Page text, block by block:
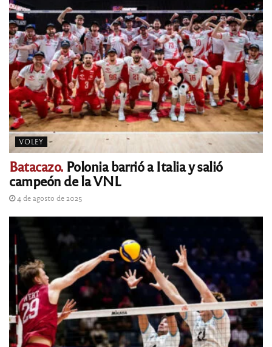
VOLEY
Batacazo. Polonia barrió a Italia y salió
campeón de la VNL
4 de agosto de 2025